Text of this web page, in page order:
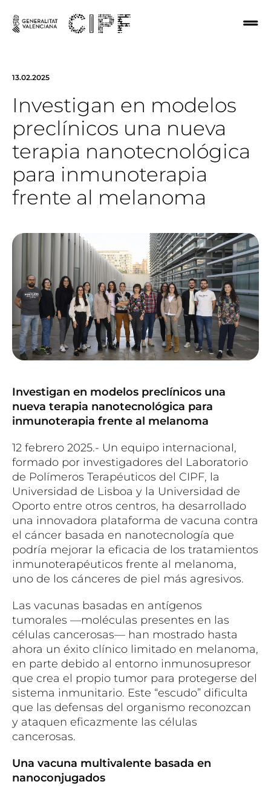
13.02.2025
Investigan en modelos
preclínicos una nueva
terapia nanotecnológica
para inmunoterapia
frente al melanoma
Investigan en modelos preclínicos una
nueva terapia nanotecnológica para
inmunoterapia frente al melanoma
12 febrero 2025.- Un equipo internacional,
formado por investigadores del Laboratorio
de Polímeros Terapéuticos del CIPF, la
Universidad de Lisboa y la Universidad de
Oporto entre otros centros, ha desarrollado
una innovadora plataforma de vacuna contra
el cáncer basada en nanotecnología que
podría mejorar la eficacia de los tratamientos
inmunoterapéuticos frente al melanoma,
uno de los cánceres de piel más agresivos.
Las vacunas basadas en antígenos
tumorales —moléculas presentes en las
células cancerosas— han mostrado hasta
ahora un éxito clínico limitado en melanoma,
en parte debido al entorno inmunosupresor
que crea el propio tumor para protegerse del
sistema inmunitario. Este “escudo” dificulta
que las defensas del organismo reconozcan
y ataquen eficazmente las células
cancerosas.
Una vacuna multivalente basada en
nanoconjugados